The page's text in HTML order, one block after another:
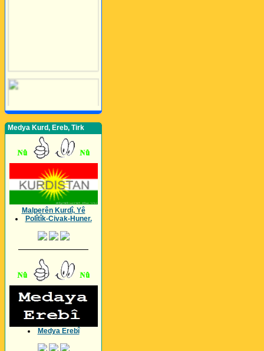
Medya Kurd, Ereb, Tirk
Malperên Kurdî, Yê
Polîtîk-Civak-Huner.
Medya Erebî